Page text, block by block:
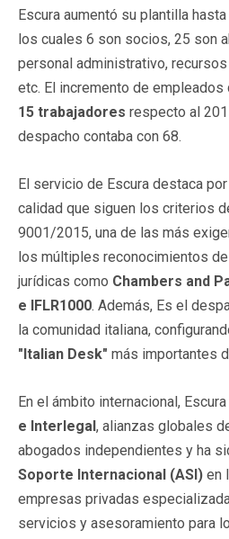
Escura aumentó su plantilla
los cuales 6 son socios, 25 son
personal administrativo,
etc. El incremento de
15 trabajadores respecto al
despacho contaba con 68.
El servicio de Escura destaca
calidad que siguen los criterios
9001/2015, una de las más
los múltiples reconocimientos
jurídicas como Chambers and
e IFLR1000. Además, Es el
la comunidad italiana,
"Italian Desk" más importantes
En el ámbito internacional,
e Interlegal, alianzas globales
abogados independientes y ha
Soporte Internacional (ASI) en
empresas privadas
servicios y asesoramiento para